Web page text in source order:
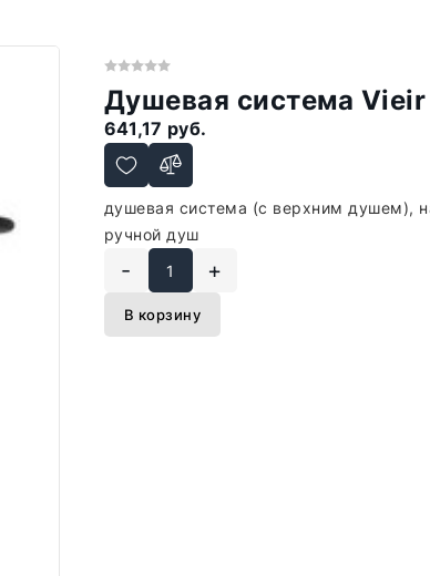
Душевая система
641,17 руб.
душевая система (с верхним душем),
ручной душ
- +
В корзину